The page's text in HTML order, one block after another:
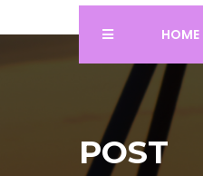
HOME
POST